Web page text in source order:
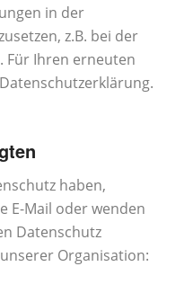
in der
z.B. bei der
Für Ihren erneuten
haben,
E-Mail oder wenden
Datenschutz
Organisation: